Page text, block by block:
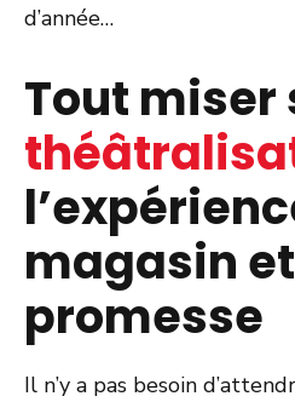
d’année…
Tout miser
magasin
promesse
Il n’y a pas besoin